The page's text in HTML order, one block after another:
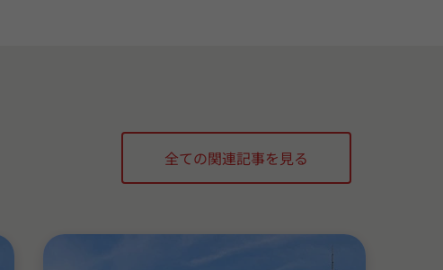
全ての関連記事を見る